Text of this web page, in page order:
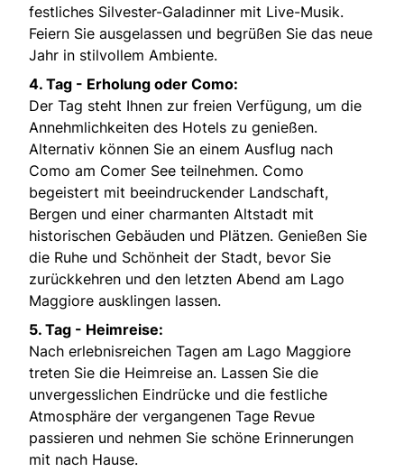
festliches Silvester-Galadinner mit Live-Musik.
Feiern Sie ausgelassen und begrüßen Sie das neue
Jahr in stilvollem Ambiente.
4. Tag - Erholung oder Como:
Der Tag steht Ihnen zur freien Verfügung, um die
Annehmlichkeiten des Hotels zu genießen.
Alternativ können Sie an einem Ausflug nach
Como am Comer See teilnehmen. Como
begeistert mit beeindruckender Landschaft,
Bergen und einer charmanten Altstadt mit
historischen Gebäuden und Plätzen. Genießen Sie
die Ruhe und Schönheit der Stadt, bevor Sie
zurückkehren und den letzten Abend am Lago
Maggiore ausklingen lassen.
5. Tag - Heimreise:
Nach erlebnisreichen Tagen am Lago Maggiore
treten Sie die Heimreise an. Lassen Sie die
unvergesslichen Eindrücke und die festliche
Atmosphäre der vergangenen Tage Revue
passieren und nehmen Sie schöne Erinnerungen
mit nach Hause.